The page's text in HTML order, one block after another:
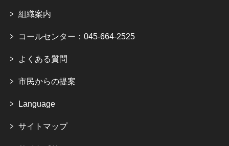
組織案内
コールセンター：045-664-2525
よくある質問
市民からの提案
Language
サイトマップ